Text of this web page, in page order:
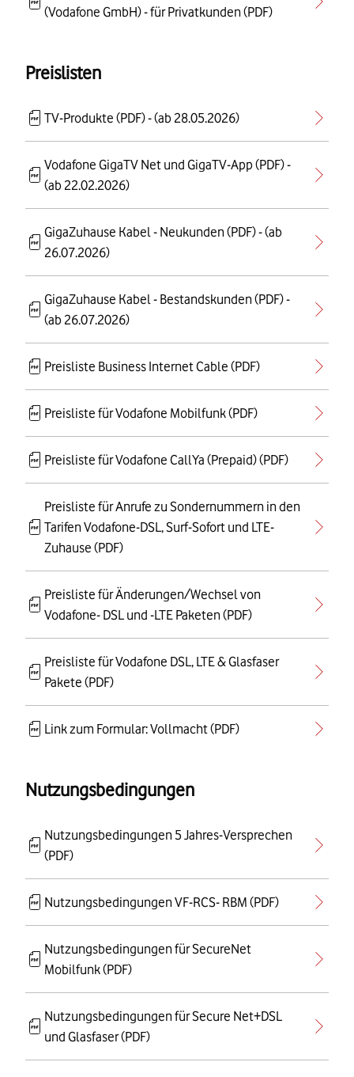
(Vodafone GmbH) - für Privatkunden (PDF)
Preislisten
TV-Produkte (PDF) - (ab 28.05.2026)
Vodafone GigaTV Net und GigaTV-App (PDF) -
(ab 22.02.2026)
GigaZuhause Kabel - Neukunden (PDF) - (ab
26.07.2026)
GigaZuhause Kabel - Bestandskunden (PDF) -
(ab 26.07.2026)
Preisliste Business Internet Cable (PDF)
Preisliste für Vodafone Mobilfunk (PDF)
Preisliste für Vodafone CallYa (Prepaid) (PDF)
Preisliste für Anrufe zu Sondernummern in den
Tarifen Vodafone-DSL, Surf-Sofort und LTE-
Zuhause (PDF)
Preisliste für Änderungen/Wechsel von
Vodafone- DSL und -LTE Paketen (PDF)
Preisliste für Vodafone DSL, LTE & Glasfaser
Pakete (PDF)
Link zum Formular: Vollmacht (PDF)
Nutzungsbedingungen
Nutzungsbedingungen 5 Jahres-Versprechen
(PDF)
Nutzungsbedingungen VF-RCS- RBM (PDF)
Nutzungsbedingungen für SecureNet
Mobilfunk (PDF)
Nutzungsbedingungen für Secure Net+DSL
und Glasfaser (PDF)